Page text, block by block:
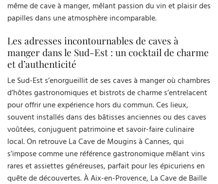
même de cave à manger, mêlant passion du vin et plaisir des
papilles dans une atmosphère incomparable.
Les adresses incontournables de caves à
manger dans le Sud-Est : un cocktail de charme
et d’authenticité
Le Sud-Est s’enorgueillit de ses caves à manger où chambres
d’hôtes gastronomiques et bistrots de charme s’entrelacent
pour offrir une expérience hors du commun. Ces lieux,
souvent installés dans des bâtisses anciennes ou des caves
voûtées, conjuguent patrimoine et savoir-faire culinaire
local. On retrouve La Cave de Mougins à Cannes, qui
s’impose comme une référence gastronomique mêlant vins
rares et assiettes généreuses, parfait pour les épicuriens en
quête de découvertes. À Aix-en-Provence, La Cave de Baille